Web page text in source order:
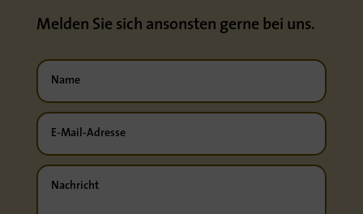
Melden Sie sich ansonsten gerne bei uns.